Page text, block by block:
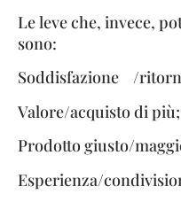
Le leve che, invece,
sono:
Soddisfazione /
Valore/acquisto di più;
Prodotto giusto/
Esperienza/